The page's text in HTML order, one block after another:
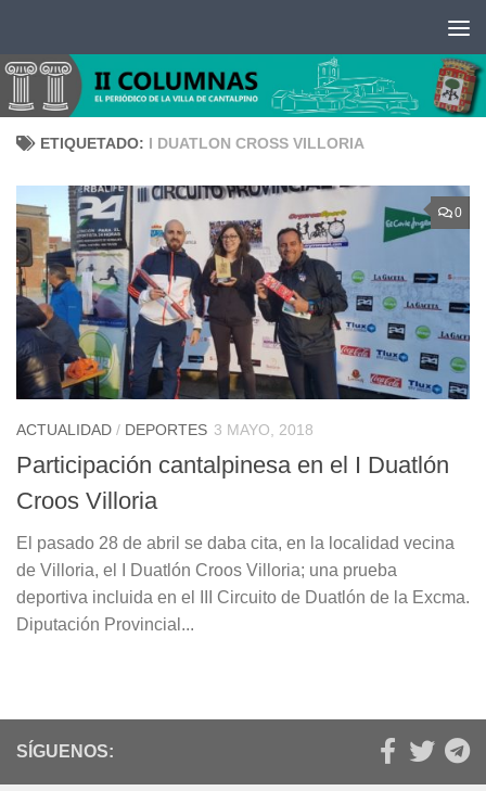
ETIQUETADO: I DUATLON CROSS VILLORIA
0
ACTUALIDAD / DEPORTES 3 MAYO, 2018
Participación cantalpinesa en el I Duatlón
Croos Villoria
El pasado 28 de abril se daba cita, en la localidad vecina
de Villoria, el I Duatlón Croos Villoria; una prueba
deportiva incluida en el III Circuito de Duatlón de la Excma.
Diputación Provincial...
SÍGUENOS: